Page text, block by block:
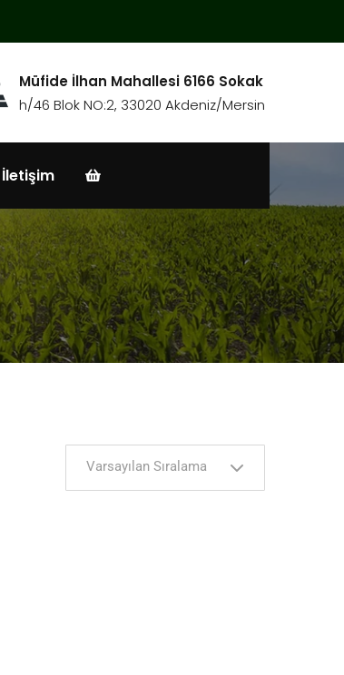
Müfide İlhan Mahallesi 6166 Sokak
h/46 Blok NO:2, 33020 Akdeniz/Mersin
İletişim
Varsayılan Sıralama